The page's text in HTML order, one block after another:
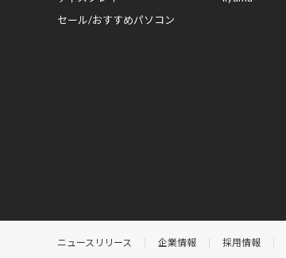
セール/おすすめパソコン
ニュースリリース 企業情報 採用情報